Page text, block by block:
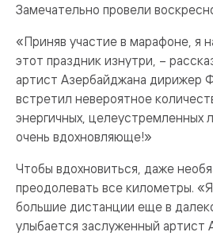
Замечательно провели
«Приняв участие в марафоне, я
этот праздник изнутри, –
артист Азербайджана дирижер
встретил невероятное
энергичных, целеустремленных
очень вдохновляюще!»
Чтобы вдохновиться, даже
преодолевать все километры.
большие дистанции еще в
улыбается заслуженный артист